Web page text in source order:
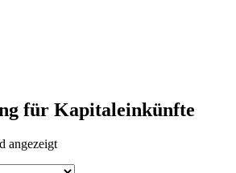
für Kapitaleinkünfte
angezeigt